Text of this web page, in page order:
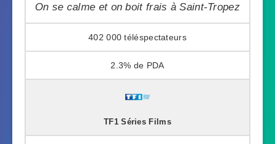
On se calme et on boit frais à Saint-Tropez
402 000
2.3%
TF1 Séries Films